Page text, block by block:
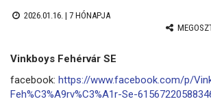
2026.01.16. | 7 HÓNAPJA
Vinkboys Fehérvár SE
facebook: https://www.facebook.com/p/
Feh%C3%A9rv%C3%A1r-Se-